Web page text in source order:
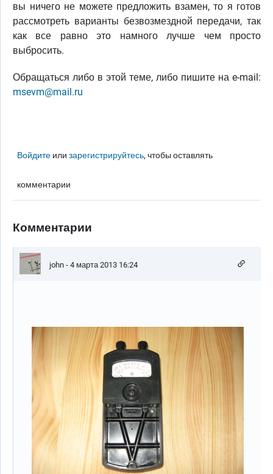
вы ничего не можете предложить взамен, то я готов
рассмотреть варианты безвозмездной передачи, так
как все равно это намного лучше чем просто
выбросить.
Обращаться либо в этой теме, либо пишите на e-mail:
msevm@mail.ru
Войдите илизарегистрируйтесь, чтобы оставлять
комментарии
Комментарии
john - 4 марта 2013 16:24